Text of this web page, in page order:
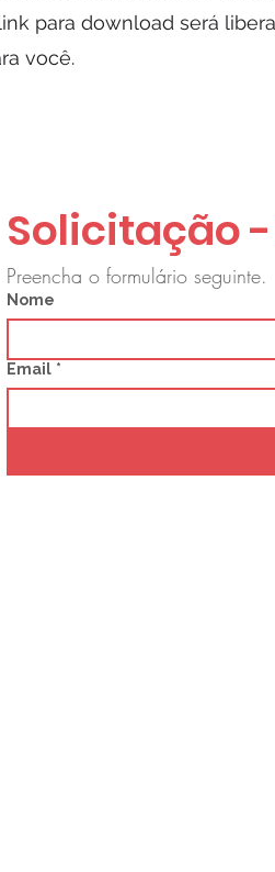
para download será
você.
Solicitação
Preencha o formulário seguinte.
Nome
Email *